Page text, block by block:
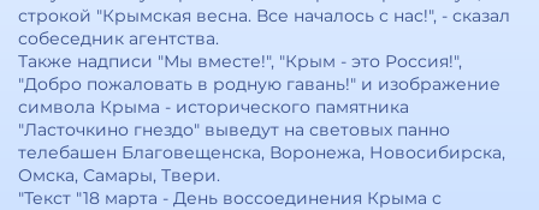
строкой "Крымская весна. Все началось с нас!", - сказал
собеседник агентства.
Также надписи "Мы вместе!", "Крым - это Россия!",
"Добро пожаловать в родную гавань!" и изображение
символа Крыма - исторического памятника
"Ласточкино гнездо" выведут на световых панно
телебашен Благовещенска, Воронежа, Новосибирска,
Омска, Самары, Твери.
"Текст "18 марта - День воссоединения Крыма с